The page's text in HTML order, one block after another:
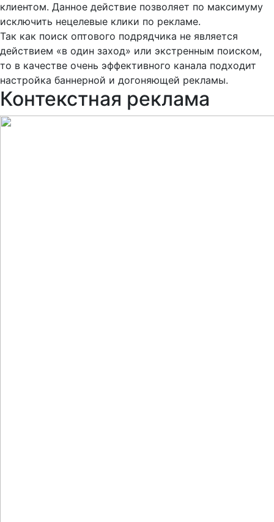
клиентом. Данное действие позволяет по максимуму
исключить нецелевые клики по рекламе.
Так как поиск оптового подрядчика не является
действием «в один заход» или экстренным поиском,
то в качестве очень эффективного канала подходит
настройка баннерной и догоняющей рекламы.
Контекстная реклама